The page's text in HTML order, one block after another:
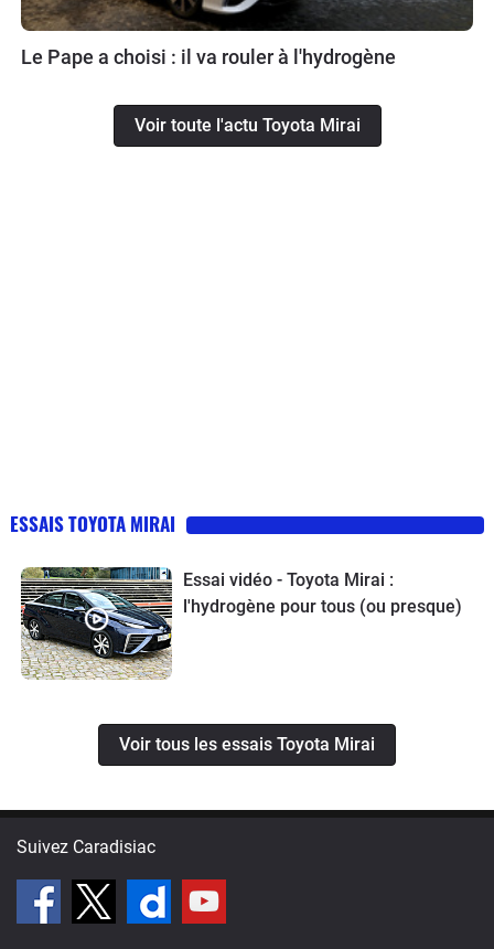
Le Pape a choisi : il va rouler à l'hydrogène
Voir toute l'actu Toyota Mirai
ESSAIS TOYOTA MIRAI
Essai vidéo - Toyota Mirai :
l'hydrogène pour tous (ou presque)
Voir tous les essais Toyota Mirai
Suivez Caradisiac